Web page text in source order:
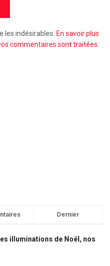
les indésirables. En savoir plus
commentaires sont traitées.
Dernier
illuminations de Noël, nos